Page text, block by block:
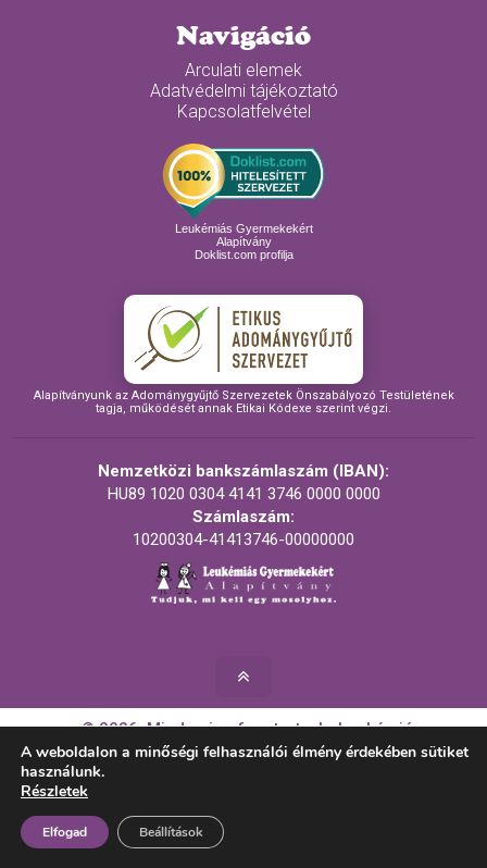
Navigáció
Arculati elemek
Adatvédelmi tájékoztató
Kapcsolatfelvétel
Leukémiás Gyermekekért
Alapítvány
Doklist.com profilja
Alapítványunk az Adománygyűjtő Szervezetek Önszabályozó Testületének
tagja, működését annak Etikai Kódexe szerint végzi.
Nemzetközi bankszámlaszám (IBAN):
HU89 1020 0304 4141 3746 0000 0000
Számlaszám:
10200304-41413746-00000000
© 2026. Minden jog fenntartva! - Leukémiás
Gyermekekért Alapítvány
A weboldalon a minőségi felhasználói élmény érdekében sütiket
használunk.
Részletek
Elfogad Beállítások